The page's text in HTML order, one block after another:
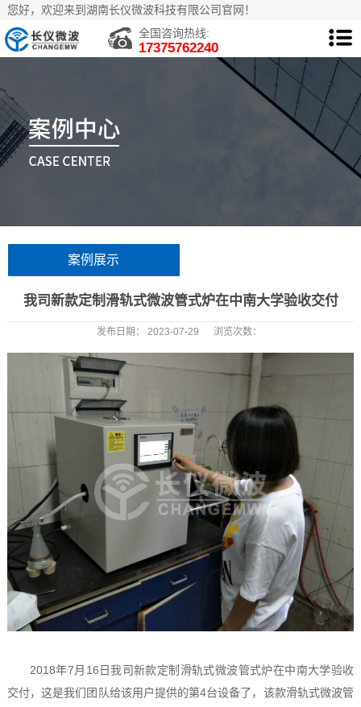
您好，欢迎来到湖南长仪微波科技有限公司官网！
全国咨询热线:
17375762240
案例展示
我司新款定制滑轨式微波管式炉在中南大学验收交付
发布日期： 2023-07-29 浏览次数：
2018年7月16日我司新款定制滑轨式微波管式炉在中南大学验收
交付，这是我们团队给该用户提供的第4台设备了，该款滑轨式微波管